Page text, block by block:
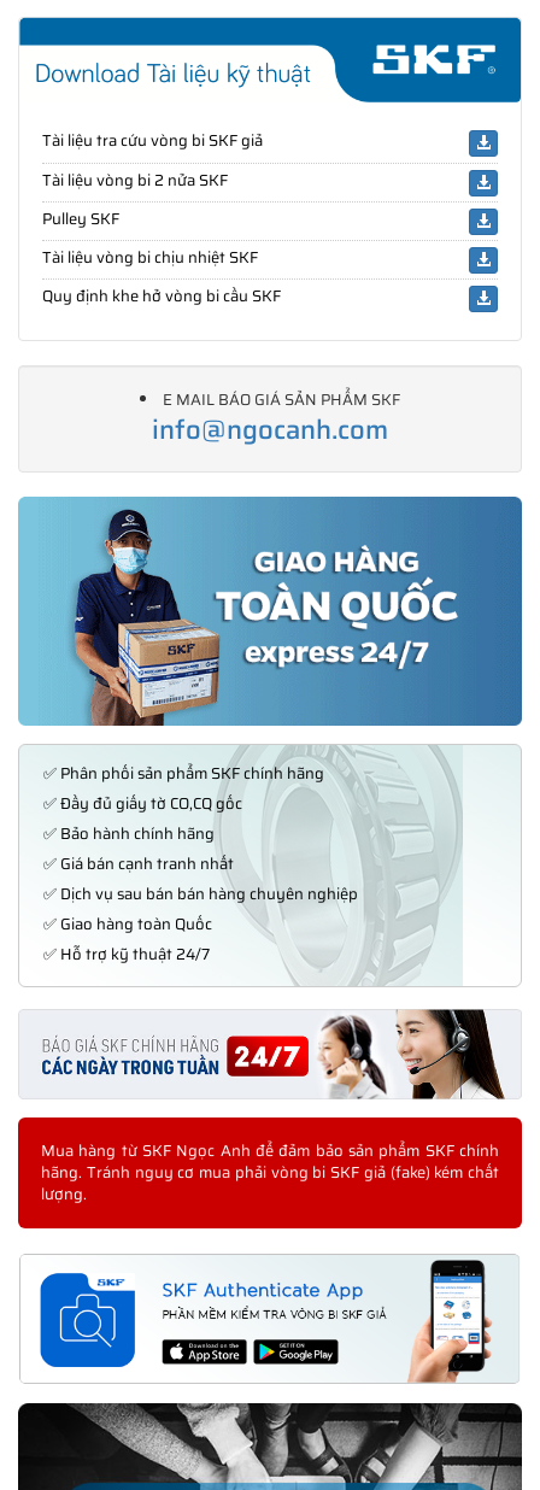
Tài liệu tra cứu vòng bi SKF giả
Tài liệu vòng bi 2 nửa SKF
Pulley SKF
Tài liệu vòng bi chịu nhiệt SKF
Quy định khe hở vòng bi cầu SKF
E MAIL BÁO GIÁ SẢN PHẨM SKF
info@ngocanh.com
✅ Phân phối sản phẩm SKF chính hãng
✅ Đầy đủ giấy tờ CO,CQ gốc
✅ Bảo hành chính hãng
✅ Giá bán cạnh tranh nhất
✅ Dịch vụ sau bán bán hàng chuyên nghiệp
✅ Giao hàng toàn Quốc
✅ Hỗ trợ kỹ thuật 24/7
Mua hàng từ SKF Ngọc Anh để đảm bảo sản phẩm SKF chính
hãng. Tránh nguy cơ mua phải vòng bi SKF giả (fake) kém chất
lượng.